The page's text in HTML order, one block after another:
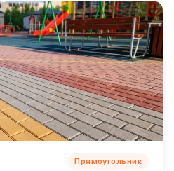
Прямоугольник